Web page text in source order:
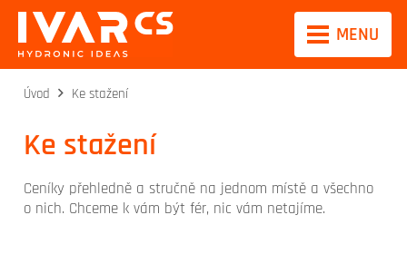
MENU
Úvod Ke stažení
Ke stažení
Ceníky přehledně a stručně na jednom místě a všechno
o nich. Chceme k vám být fér, nic vám netajíme.